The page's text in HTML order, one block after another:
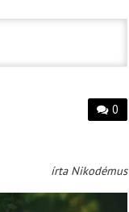
0
írta Nikodémus